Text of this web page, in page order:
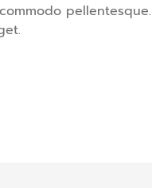
pellentesque.